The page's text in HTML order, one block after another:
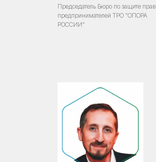
Председатель Бюро по защите прав
предпринимателей ТРО "ОПОРА
РОССИИ"